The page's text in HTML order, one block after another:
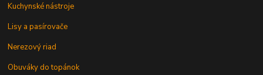
Kuchynské nástroje
Lisy a pasírovače
Nerezový riad
Obuváky do topánok